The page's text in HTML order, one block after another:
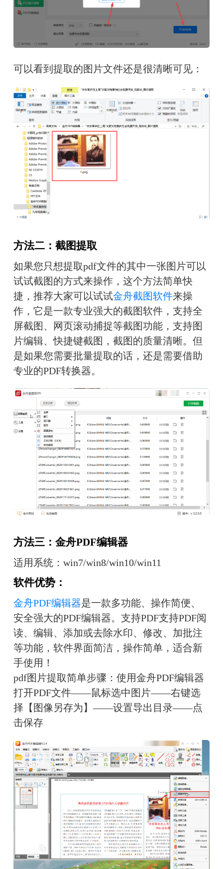
可以看到提取的图片文件还是很清晰可见：
方法二：截图提取
如果您只想提取pdf文件的其中一张图片可以
试试截图的方式来操作，这个方法简单快
捷，推荐大家可以试试金舟截图软件来操
作，它是一款专业强大的截图软件，支持全
屏截图、网页滚动捕捉等截图功能，支持图
片编辑、快捷键截图，截图的质量清晰。但
是如果您需要批量提取的话，还是需要借助
专业的PDF转换器。
方法三：金舟PDF编辑器
适用系统：win7/win8/win10/win11
软件优势：
金舟PDF编辑器是一款多功能、操作简便、
安全强大的PDF编辑器。支持PDF支持PDF阅
读、编辑、添加或去除水印、修改、加批注
等功能，软件界面简洁，操作简单，适合新
手使用！
pdf图片提取简单步骤：使用金舟PDF编辑器
打开PDF文件——鼠标选中图片——右键选
择【图像另存为】——设置导出目录——点
击保存